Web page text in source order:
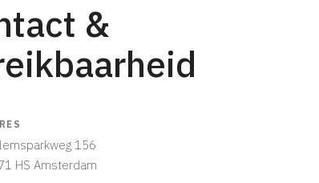
&
156
HS Amsterdam